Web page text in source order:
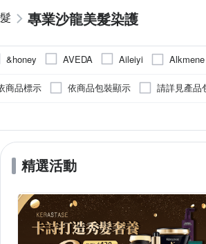
專業沙龍美髮染護
&honey AVEDA Aileiyi
Aromase 艾瑪絲
ARWIN 雅聞 By
KEUNE 肯葳
KEYRA 奇拉 kiret
Moroccan Oil
RENE FURTERER 萊法耶
REUZEL
Suavecito 骷髏頭
TIGI VS 沙宣
商品標示 依商品包裝顯示 請詳見產品
詳見產品包裝標示
依包裝顯示 如包裝
3年(實際效期依瓶身所示)
製造日期或有效期限,請詳見產品包裝標示
如
詳見產品包裝標示
3年 三年，製造日期
精選活動